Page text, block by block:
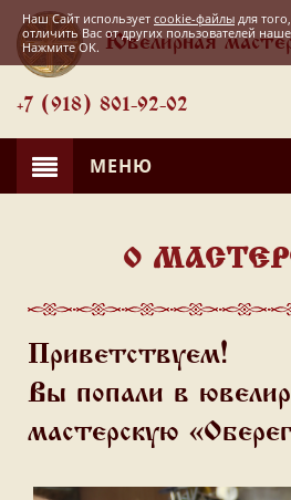
Ювелирная
+7 (918) 801-92-02
МЕНЮ
О
Приветствуем!
Вы попали в
мастерскую
Наш Сайт использует cookie-файлы для
отличить Вас от других пользователей
Нажмите OK.